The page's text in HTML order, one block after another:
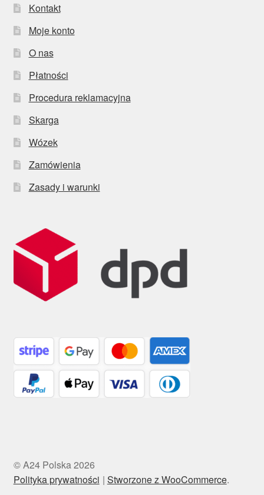
Kontakt
Moje konto
O nas
Płatności
Procedura reklamacyjna
Skarga
Wózek
Zamówienia
Zasady i warunki
© A24 Polska 2026
Polityka prywatności
Stworzone z WooCommerce.